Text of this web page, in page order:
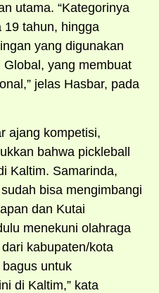
utama. “Kategorinya
19 tahun, hingga
yang digunakan
yang membuat
jelas Hasbar, pada
ajang kompetisi,
bahwa pickleball
Kaltim. Samarinda,
bisa mengimbangi
dan Kutai
menekuni olahraga
kabupaten/kota
untuk
di Kaltim,” kata